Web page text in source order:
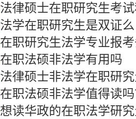
法律硕士在职研究生考
法学在职研究生是双证么
在职研究生法学专业报
在职法硕非法学有用吗
法律硕士非法学在职研
在职法硕非法学值得读
想读华政的在职法学研